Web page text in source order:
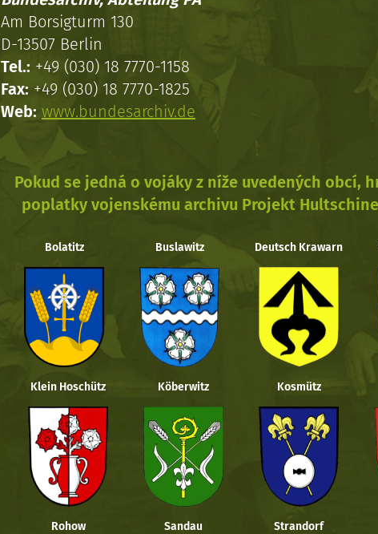
Am Borsigturm 130
D-13507 Berlin
Tel.: +49 (030) 18 7770-1158
Fax: +49 (030) 18 7770-1825
Web: www.bundesarchiv.de
Pokud se jedná o vojáky z níže uvedených obcí,
poplatky vojenskému archivu Projekt
Bolatitz Buslawitz Deutsch Krawarn
Klein Hoschütz Köberwitz Kosmütz
Rohow Sandau Strandorf